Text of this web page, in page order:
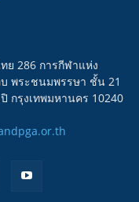
ย 286 การกีฬาแห่ง
พระชนมพรรษา ชั้น 21
กรุงเทพมหานคร 10240